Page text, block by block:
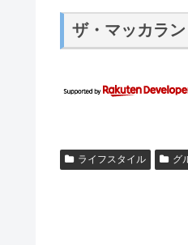
ザ・マッカラ
ライフスタイル グ